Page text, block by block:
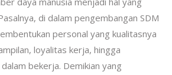
di dalam pengembangan SDM
personal yang kualitasnya
loyalitas kerja, hingga
bekerja. Demikian yang